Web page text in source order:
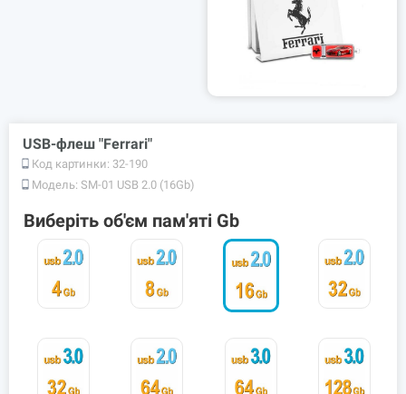
USB-флеш "Ferrari"
Код картинки: 32-190
Модель: SM-01 USB 2.0 (16Gb)
Виберіть об'єм пам'яті Gb